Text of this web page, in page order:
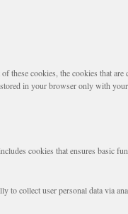
cookies, the cookies that
in your browser only with
cookies that ensures basic
collect user personal data via